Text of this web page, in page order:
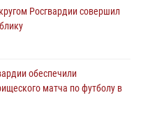
по единоборствам для
Росгвардии совершил
обеспечили
матча по футболу в